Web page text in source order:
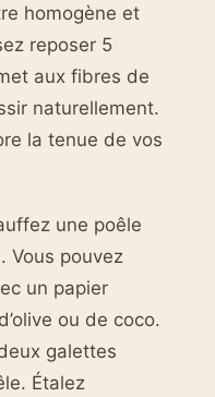
homogène et
reposer 5
aux fibres de
naturellement.
la tenue de vos
une poêle
Vous pouvez
un papier
ou de coco.
galettes
Étalez